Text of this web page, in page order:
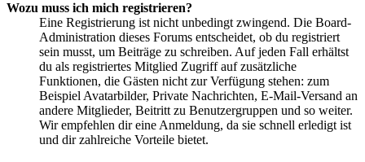
Wozu muss ich mich registrieren?
Eine Registrierung ist nicht unbedingt zwingend. Die Board-
Administration dieses Forums entscheidet, ob du registriert
sein musst, um Beiträge zu schreiben. Auf jeden Fall erhältst
du als registriertes Mitglied Zugriff auf zusätzliche
Funktionen, die Gästen nicht zur Verfügung stehen: zum
Beispiel Avatarbilder, Private Nachrichten, E-Mail-Versand an
andere Mitglieder, Beitritt zu Benutzergruppen und so weiter.
Wir empfehlen dir eine Anmeldung, da sie schnell erledigt ist
und dir zahlreiche Vorteile bietet.